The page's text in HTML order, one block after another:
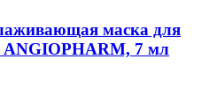
маска для
ANGIOPHARM, 7 мл